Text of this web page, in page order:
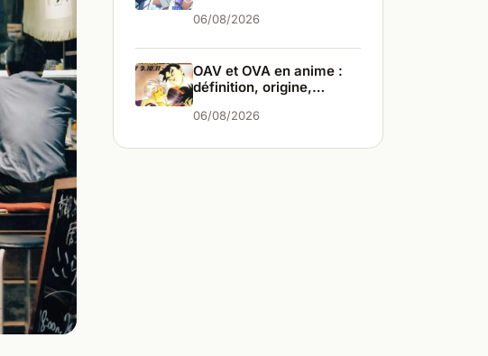
06/08/2026
OAV et OVA en anime :
définition, origine,
06/08/2026